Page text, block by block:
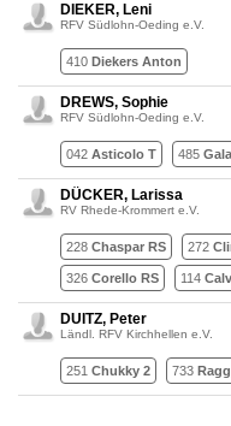
DIEKER, Leni
RFV Südlohn-Oeding e.V.
410 Diekers Anton
DREWS, Sophie
RFV Südlohn-Oeding e.V.
042 Asticolo T 485
DÜCKER, Larissa
RV Rhede-Krommert e.V.
228 Chaspar RS 272
326 Corello RS 114
DUITZ, Peter
Ländl. RFV Kirchhellen e.V.
251 Chukky 2 733